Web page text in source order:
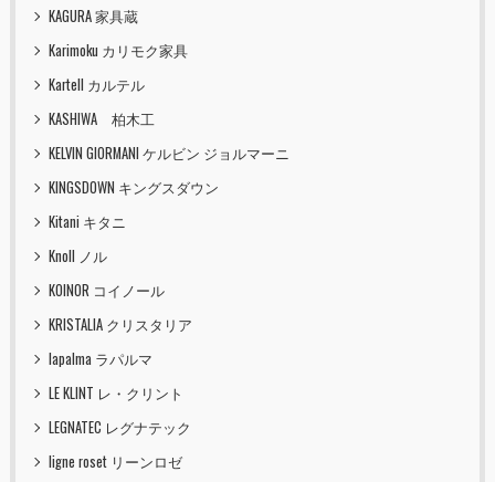
KAGURA 家具蔵
Karimoku カリモク家具
Kartell カルテル
KASHIWA 柏木工
KELVIN GIORMANI ケルビン ジョルマーニ
KINGSDOWN キングスダウン
Kitani キタニ
Knoll ノル
KOINOR コイノール
KRISTALIA クリスタリア
lapalma ラパルマ
LE KLINT レ・クリント
LEGNATEC レグナテック
ligne roset リーンロゼ